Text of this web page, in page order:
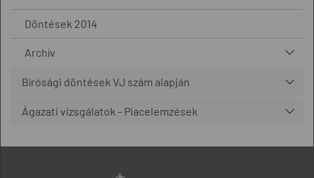
Döntések 2014
Archív
Bírósági döntések VJ szám alapján
Ágazati vizsgálatok - Piacelemzések